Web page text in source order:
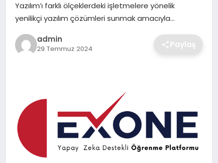
YAŞAM
Yazılım’ı farklı ölçeklerdeki işletmelere yönelik
yenilikçi yazılım çözümleri sunmak amacıyla…
admin
29 Temmuz 2024 Paylaş